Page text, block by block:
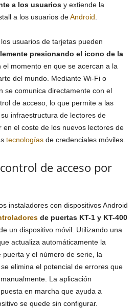
a los usuarios y extiende la
a los usuarios deAndroid
usuarios de tarjetas pueden
presionando el icono de la
el momento en que se acercan a la
del mundo. Mediante Wi-Fi o
se comunica directamente con el
de acceso, lo que permite a las
infraestructura de lectores de
el coste de los nuevos lectores de
tecnologías de credenciales móviles.
de acceso por
instaladores con dispositivos Android
de puertas KT-1 y KT-400
un dispositivo móvil. Utilizando una
actualiza automáticamente la
y el número de serie, la
elimina el potencial de errores que
La aplicación
en marcha que ayuda a
se quede sin configurar.